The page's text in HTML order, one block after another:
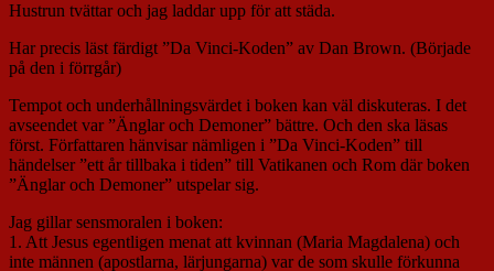
Hustrun tvättar och jag laddar upp för att städa.
Har precis läst färdigt ”Da Vinci-Koden” av Dan Brown. (Började
på den i förrgår)
Tempot och underhållningsvärdet i boken kan väl diskuteras. I det
avseendet var ”Änglar och Demoner” bättre. Och den ska läsas
först. Författaren hänvisar nämligen i ”Da Vinci-Koden” till
händelser ”ett år tillbaka i tiden” till Vatikanen och Rom där boken
”Änglar och Demoner” utspelar sig.
Jag gillar sensmoralen i boken:
1. Att Jesus egentligen menat att kvinnan (Maria Magdalena) och
inte männen (apostlarna, lärjungarna) var de som skulle förkunna